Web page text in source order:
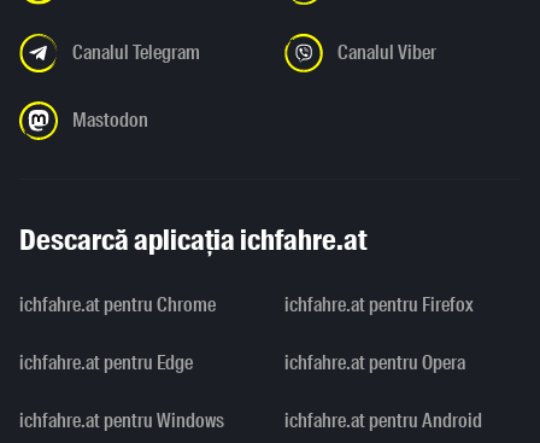
Canalul Telegram Canalul Viber
Mastodon
Descarcă aplicația ichfahre.at
ichfahre.at pentru Chrome ichfahre.at pentru Firefox
ichfahre.at pentru Edge ichfahre.at pentru Opera
ichfahre.at pentru Windows ichfahre.at pentru Android